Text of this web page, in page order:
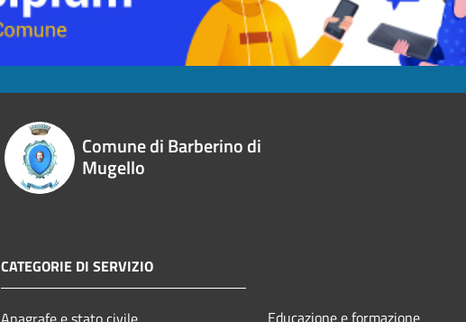
Comune di Barberino di
Mugello
CATEGORIE DI SERVIZIO
Educazione e formazione